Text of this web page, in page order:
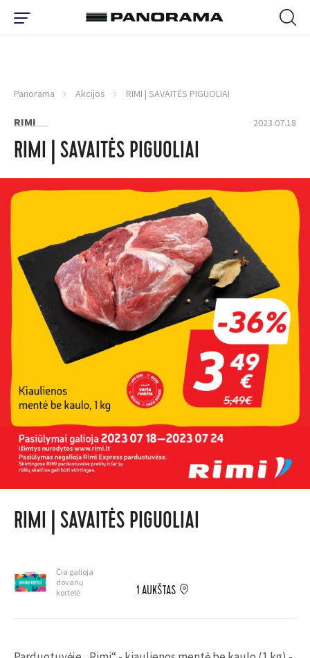
Panorama Akcijos RIMI | SAVAITĖS PIGUOLIAI
RIMI 2023.07.18
RIMI | SAVAITĖS PIGUOLIAI
RIMI | SAVAITĖS PIGUOLIAI
Čia galioja
dovanų
kortelė
1 AUKŠTAS